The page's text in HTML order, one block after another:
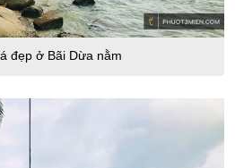
đẹp ở Bãi Dừa nằm